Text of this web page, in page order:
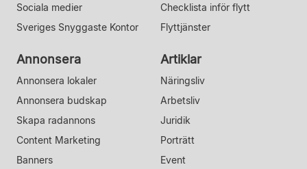
Sociala medier
Sveriges Snyggaste Kontor
Checklista inför flytt
Flyttjänster
Annonsera
Annonsera lokaler
Annonsera budskap
Skapa radannons
Content Marketing
Banners
Artiklar
Näringsliv
Arbetsliv
Juridik
Porträtt
Event